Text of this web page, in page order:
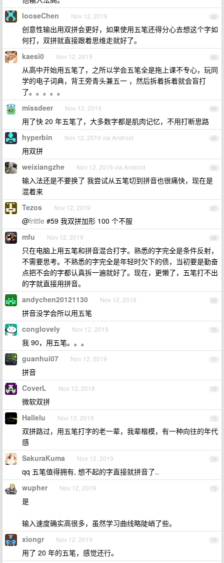
62
looseChen Nov 12, 2019
创意性输出用双拼会更好，如果使用五笔还得分心去想这个字如
何打，双拼就直接跟着思维走就好了。
63
kaesi0 Nov 12, 2019
从高中开始用五笔了，之所以学会五笔全是拖上课不专心，玩同
学的电子词典，背王旁青头兼五一 ，然后拆着拆着就会盲打
了。。。。。
64
missdeer Nov 12, 2019
用了快 20 年五笔了，大多数字都是肌肉记忆，不用打断思路
65
hyperbin Nov 12, 2019 via Android
用双拼
66
weixiangzhe Nov 12, 2019 via Android
输入法还是不要换了 我尝试从五笔切到拼音也很痛快，现在是
混着来
67
Tezos Nov 12, 2019
@frittle #59 我双拼加形 100 个不服
68
mfu Nov 12, 2019
只在电脑上用五笔和拼音混合打字。熟悉的字完全是条件反射，
不需要思考。不熟悉的字完全是年轻时欠下的债，当初要是勤奋
点把不会的字都认真拆一遍就好了。现在，更懒了，五笔打不出
的字就直接用拼音。
69
andychen20121130 Nov 12, 2019
拼音没学会所以用五笔
70
conglovely Nov 12, 2019
我 90，用五笔。。。
71
guanhui07 Nov 12, 2019
拼音
72
CoverL Nov 12, 2019
微软双拼
73
Hallelu Nov 12, 2019
双拼路过，用五笔打字的老一辈，我辈楷模，有一种向往的年代
感
74
SakuraKuma Nov 12, 2019
qq 五笔值得拥有, 想不起的字直接就拼音了..
75
wupher Nov 12, 2019
是
输入速度确实高很多，虽然学习曲线略陡峭了些。
76
xiongr Nov 12, 2019
用了 20 年的五笔，感觉还行。